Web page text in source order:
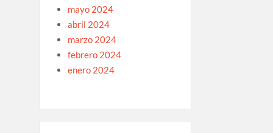
mayo 2024
abril 2024
marzo 2024
febrero 2024
enero 2024